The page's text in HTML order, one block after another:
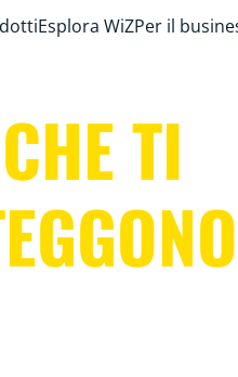
Esplora WiZPer il
TI